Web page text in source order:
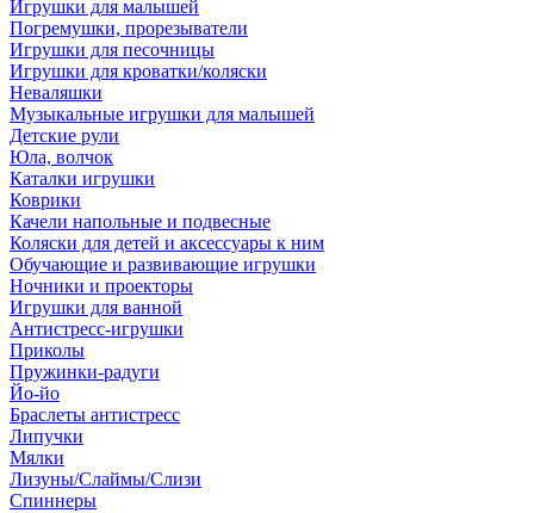
Игрушки для малышей
Погремушки, прорезыватели
Игрушки для песочницы
Игрушки для кроватки/коляски
Неваляшки
Музыкальные игрушки для малышей
Детские рули
Юла, волчок
Каталки игрушки
Коврики
Качели напольные и подвесные
Коляски для детей и аксессуары к ним
Обучающие и развивающие игрушки
Ночники и проекторы
Игрушки для ванной
Антистресс-игрушки
Приколы
Пружинки-радуги
Йо-йо
Браслеты антистресс
Липучки
Мялки
Лизуны/Слаймы/Слизи
Спиннеры